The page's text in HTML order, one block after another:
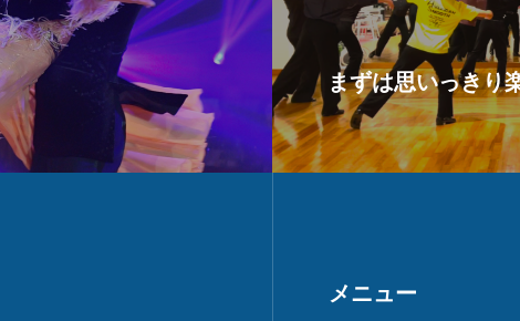
アクセス
雨の日も傘が要らない最
お問い合わせ
Blog
まずは思いっきり
メニュー